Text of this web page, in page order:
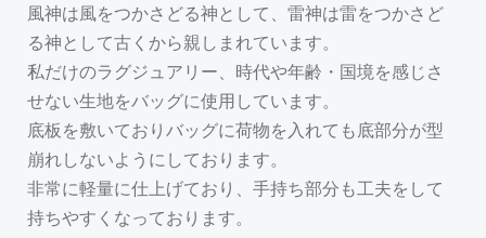
風神は風をつかさどる神として、雷神は雷をつかさど
る神として古くから親しまれています。
私だけのラグジュアリー、時代や年齢・国境を感じさ
せない生地をバッグに使用しています。
底板を敷いておりバッグに荷物を入れても底部分が型
崩れしないようにしております。
非常に軽量に仕上げており、手持ち部分も工夫をして
持ちやすくなっております。